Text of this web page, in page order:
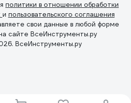
политики в отношении обработки
и пользовательского соглашения
свои данные в любой форме
сайте ВсеИнструменты.ру
ВсеИнструменты.ру